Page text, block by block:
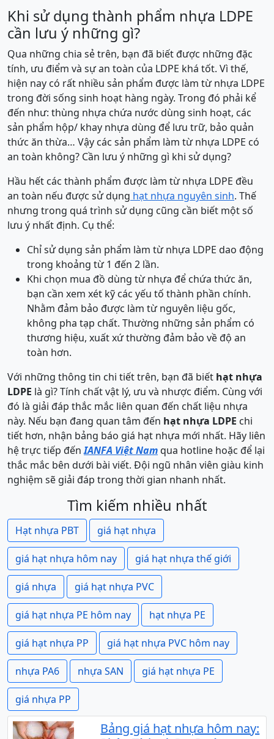
Khi sử dụng thành phẩm nhựa LDPE
cần lưu ý những gì?
Qua những chia sẻ trên, bạn đã biết được những đặc
tính, ưu điểm và sự an toàn của LDPE khá tốt. Vì thế,
hiện nay có rất nhiều sản phẩm được làm từ nhựa LDPE
trong đời sống sinh hoạt hàng ngày. Trong đó phải kể
đến như: thùng nhựa chứa nước dùng sinh hoạt, các
sản phẩm hộp/ khay nhựa dùng để lưu trữ, bảo quản
thức ăn thừa… Vậy các sản phẩm làm từ nhựa LDPE có
an toàn không? Cần lưu ý những gì khi sử dụng?
Hầu hết các thành phẩm được làm từ nhựa LDPE đều
an toàn nếu được sử dụng hạt nhựa nguyên sinh. Thế
nhưng trong quá trình sử dụng cũng cần biết một số
lưu ý nhất định. Cụ thể:
Chỉ sử dụng sản phẩm làm từ nhựa LDPE dao động
trong khoảng từ 1 đến 2 lần.
Khi chọn mua đồ dùng từ nhựa để chứa thức ăn,
bạn cần xem xét kỹ các yếu tố thành phần chính.
Nhằm đảm bảo được làm từ nguyên liệu gốc,
không pha tạp chất. Thường những sản phẩm có
thương hiệu, xuất xứ thường đảm bảo về độ an
toàn hơn.
Với những thông tin chi tiết trên, bạn đã biết hạt nhựa
LDPE là gì? Tính chất vật lý, ưu và nhược điểm. Cùng với
đó là giải đáp thắc mắc liên quan đến chất liệu nhựa
này. Nếu bạn đang quan tâm đến hạt nhựa LDPE chi
tiết hơn, nhận bảng báo giá hạt nhựa mới nhất. Hãy liên
hệ trực tiếp đếnIANFA Việt Namqua hotline hoặc để lại
thắc mắc bên dưới bài viết. Đội ngũ nhân viên giàu kinh
nghiệm sẽ giải đáp trong thời gian nhanh nhất.
Tìm kiếm nhiều nhất
Hạt nhựa PBT giá hạt nhựa
giá hạt nhựa hôm nay giá hạt nhựa thế giới
giá nhựa giá hạt nhựa PVC
giá hạt nhựa PE hôm nay hạt nhựa PE
giá hạt nhựa PP giá hạt nhựa PVC hôm nay
nhựa PA6 nhựa SAN giá hạt nhựa PE
giá nhựa PP
Bảng giá hạt nhựa hôm nay: